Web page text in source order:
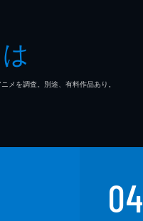
を調査。別途、有料作品あり。
04